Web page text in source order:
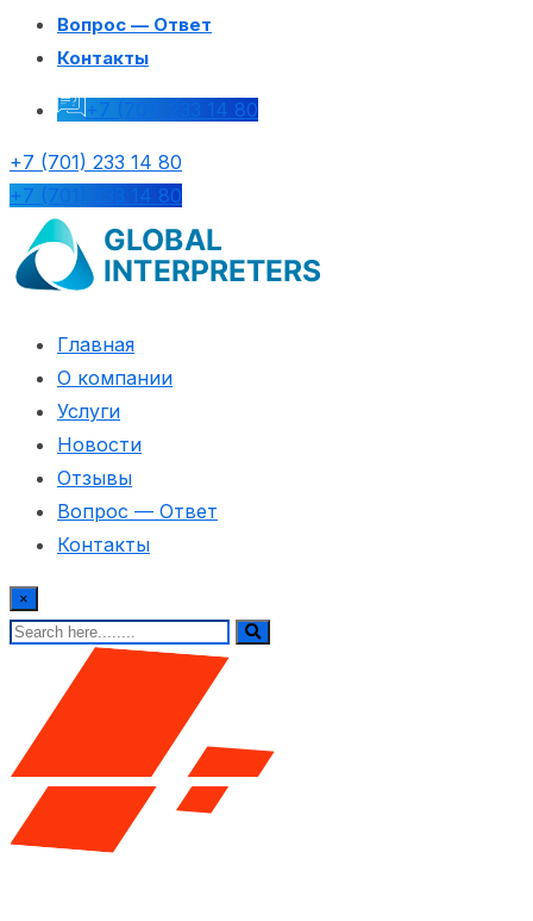
Вопрос — Ответ
Контакты
+7 (701) 233 14 80
+7 (701) 233 14 80
+7 (701) 233 14 80
Главная
О компании
Услуги
Новости
Отзывы
Вопрос — Ответ
Контакты
×